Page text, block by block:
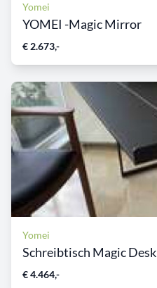
Yomei
YOMEI -Magic Mirror
€ 2.673,-
Yomei
Schreibtisch Magic Desk
€ 4.464,-